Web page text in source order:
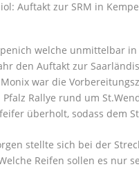
welche unmittelbar
den Auftakt zur
war die
Pfalz Rallye rund um
überholt, sodass dem
stellte sich bei der
Reifen sollen es nur